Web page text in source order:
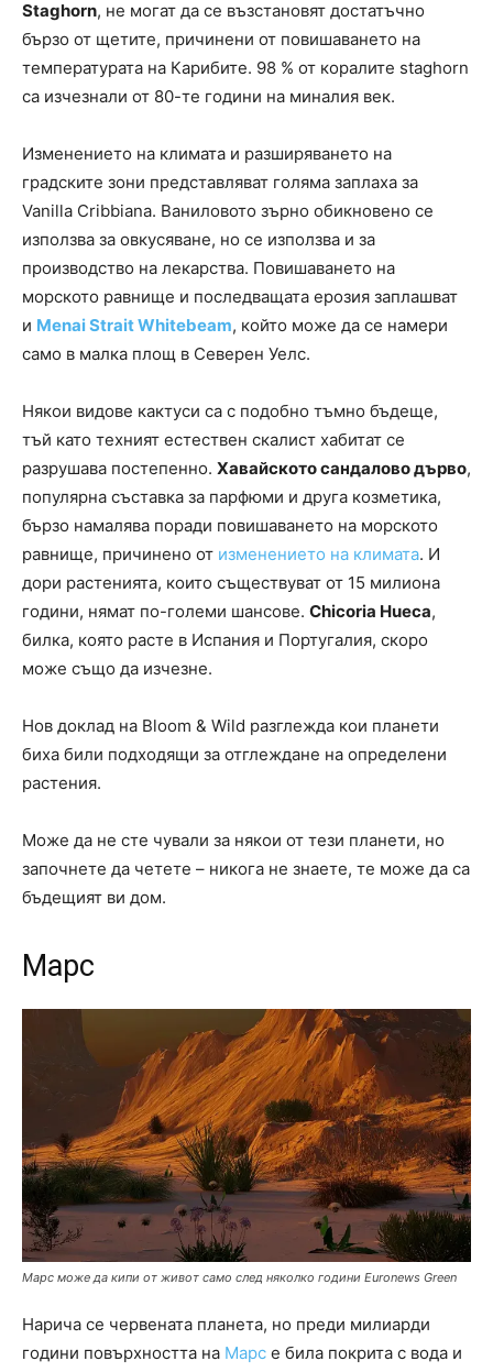
Staghorn, не могат да се възстановят достатъчно
бързо от щетите, причинени от повишаването на
температурата на Карибите. 98 % от коралите staghorn
са изчезнали от 80-те години на миналия век.
Изменението на климата и разширяването на
градските зони представляват голяма заплаха за
Vanilla Cribbiana. Ваниловото зърно обикновено се
използва за овкусяване, но се използва и за
производство на лекарства. Повишаването на
морското равнище и последващата ерозия заплашват
и Menai Strait Whitebeam, който може да се намери
само в малка площ в Северен Уелс.
Някои видове кактуси са с подобно тъмно бъдеще,
тъй като техният естествен скалист хабитат се
разрушава постепенно. Хавайското сандалово дърво,
популярна съставка за парфюми и друга козметика,
бързо намалява поради повишаването на морското
равнище, причинено от изменението на климата. И
дори растенията, които съществуват от 15 милиона
години, нямат по-големи шансове. Chicoria Hueca,
билка, която расте в Испания и Португалия, скоро
може също да изчезне.
Нов доклад на Bloom & Wild разглежда кои планети
биха били подходящи за отглеждане на определени
растения.
Може да не сте чували за някои от тези планети, но
започнете да четете – никога не знаете, те може да са
бъдещият ви дом.
Марс
Марс може да кипи от живот само след няколко години Euronews Green
Нарича се червената планета, но преди милиарди
години повърхността на Марс е била покрита с вода и